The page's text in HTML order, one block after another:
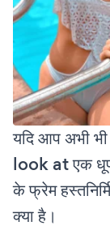
यदि आप अभी
look at एक
के फ्रेम
क्या है।